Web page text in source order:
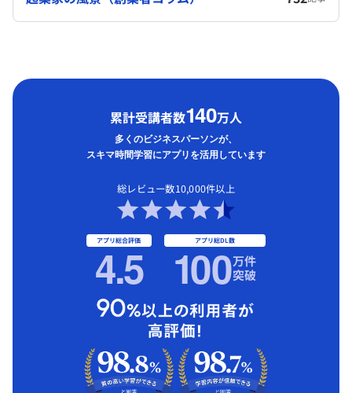
累計受講者数140万人
多くのビジネスパーソンが、
スキマ時間学習にアプリを活用しています
総レビュー数10,000件以上
アプリ総合評価
4.5 アプリ総DL数
100万件
突破